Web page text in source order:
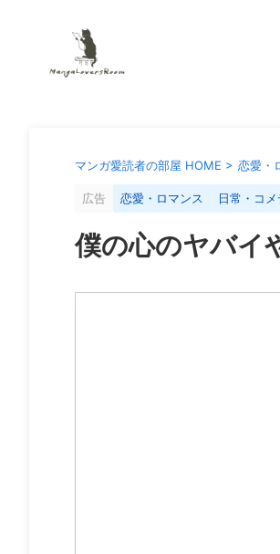
マンガ愛読者の部屋 HOME > 恋愛・
広告 恋愛・ロマンス 日常・コメ
僕の心のヤバイ